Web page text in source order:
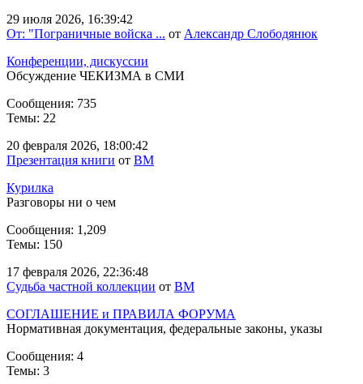
29 июля 2026, 16:39:42
От: "Пограничные войска ... от Александр Слободянюк
Конференции, дискуссии
Обсуждение ЧЕКИЗМА в СМИ
Сообщения: 735
Темы: 22
20 февраля 2026, 18:00:42
Презентация книги от BM
Курилка
Разговоры ни о чем
Сообщения: 1,209
Темы: 150
17 февраля 2026, 22:36:48
Судьба частной коллекции от BM
СОГЛАШЕНИЕ и ПРАВИЛА ФОРУМА
Нормативная документация, федеральные законы, указы
Сообщения: 4
Темы: 3